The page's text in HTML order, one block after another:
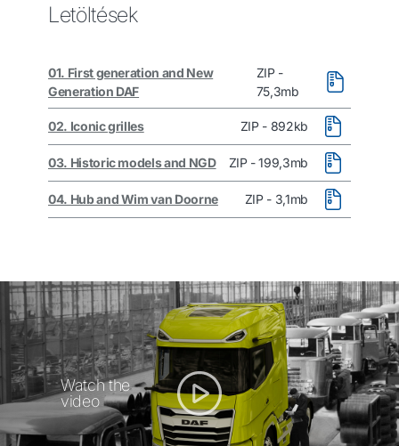
Letöltések
01. First generation and New
Generation DAF
ZIP -
75,3mb
02. Iconic grilles ZIP - 892kb
03. Historic models and NGD ZIP - 199,3mb
04. Hub and Wim van Doorne ZIP - 3,1mb
Watch the
video